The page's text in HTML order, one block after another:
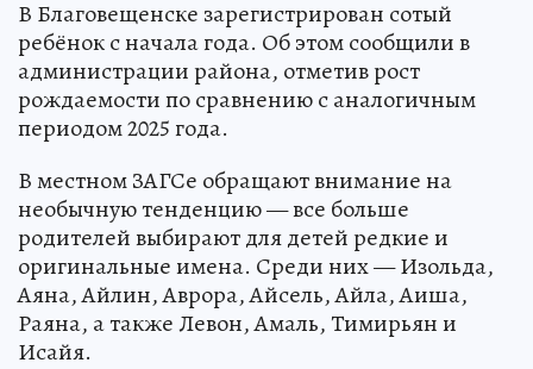
В Благовещенске зарегистрирован сотый
ребёнок с начала года. Об этом сообщили в
администрации района, отметив рост
рождаемости по сравнению с аналогичным
периодом 2025 года.
В местном ЗАГСе обращают внимание на
необычную тенденцию — все больше
родителей выбирают для детей редкие и
оригинальные имена. Среди них — Изольда,
Аяна, Айлин, Аврора, Айсель, Айла, Аиша,
Раяна, а также Левон, Амаль, Тимирьян и
Исайя.